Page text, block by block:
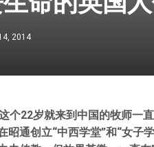
2014
个22岁就来到中国的牧师一
昭通创立“中西学堂”和“女子